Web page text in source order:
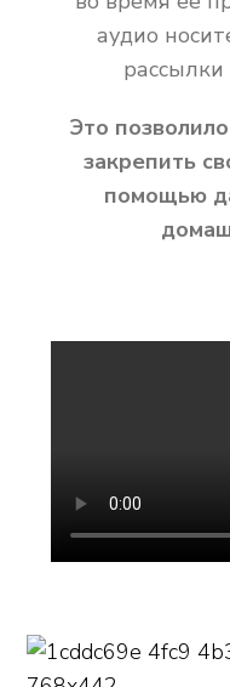
аудио
Это
закрепить
помощью